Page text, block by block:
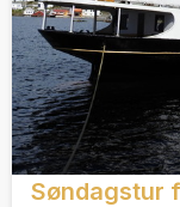
Søndagstur